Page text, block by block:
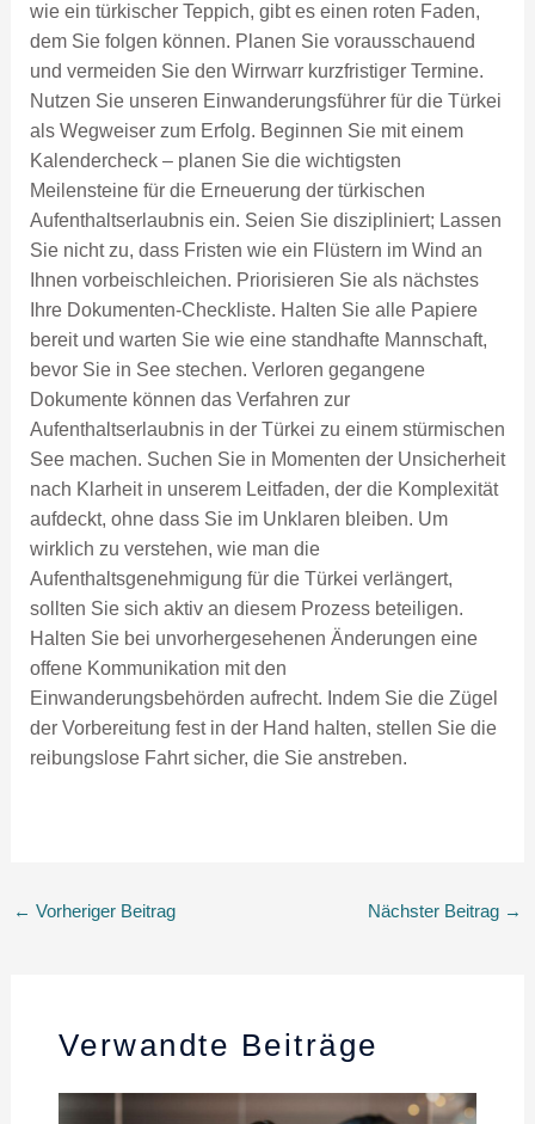
wie ein türkischer Teppich, gibt es einen roten Faden,
dem Sie folgen können. Planen Sie vorausschauend
und vermeiden Sie den Wirrwarr kurzfristiger Termine.
Nutzen Sie unseren Einwanderungsführer für die Türkei
als Wegweiser zum Erfolg. Beginnen Sie mit einem
Kalendercheck – planen Sie die wichtigsten
Meilensteine ​​für die Erneuerung der türkischen
Aufenthaltserlaubnis ein. Seien Sie diszipliniert; Lassen
Sie nicht zu, dass Fristen wie ein Flüstern im Wind an
Ihnen vorbeischleichen. Priorisieren Sie als nächstes
Ihre Dokumenten-Checkliste. Halten Sie alle Papiere
bereit und warten Sie wie eine standhafte Mannschaft,
bevor Sie in See stechen. Verloren gegangene
Dokumente können das Verfahren zur
Aufenthaltserlaubnis in der Türkei zu einem stürmischen
See machen. Suchen Sie in Momenten der Unsicherheit
nach Klarheit in unserem Leitfaden, der die Komplexität
aufdeckt, ohne dass Sie im Unklaren bleiben. Um
wirklich zu verstehen, wie man die
Aufenthaltsgenehmigung für die Türkei verlängert,
sollten Sie sich aktiv an diesem Prozess beteiligen.
Halten Sie bei unvorhergesehenen Änderungen eine
offene Kommunikation mit den
Einwanderungsbehörden aufrecht. Indem Sie die Zügel
der Vorbereitung fest in der Hand halten, stellen Sie die
reibungslose Fahrt sicher, die Sie anstreben.
← Vorheriger Beitrag Nächster Beitrag →
Verwandte Beiträge